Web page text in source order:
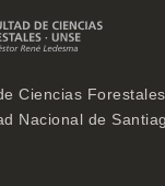
Ciencias Forestales,
Nacional de